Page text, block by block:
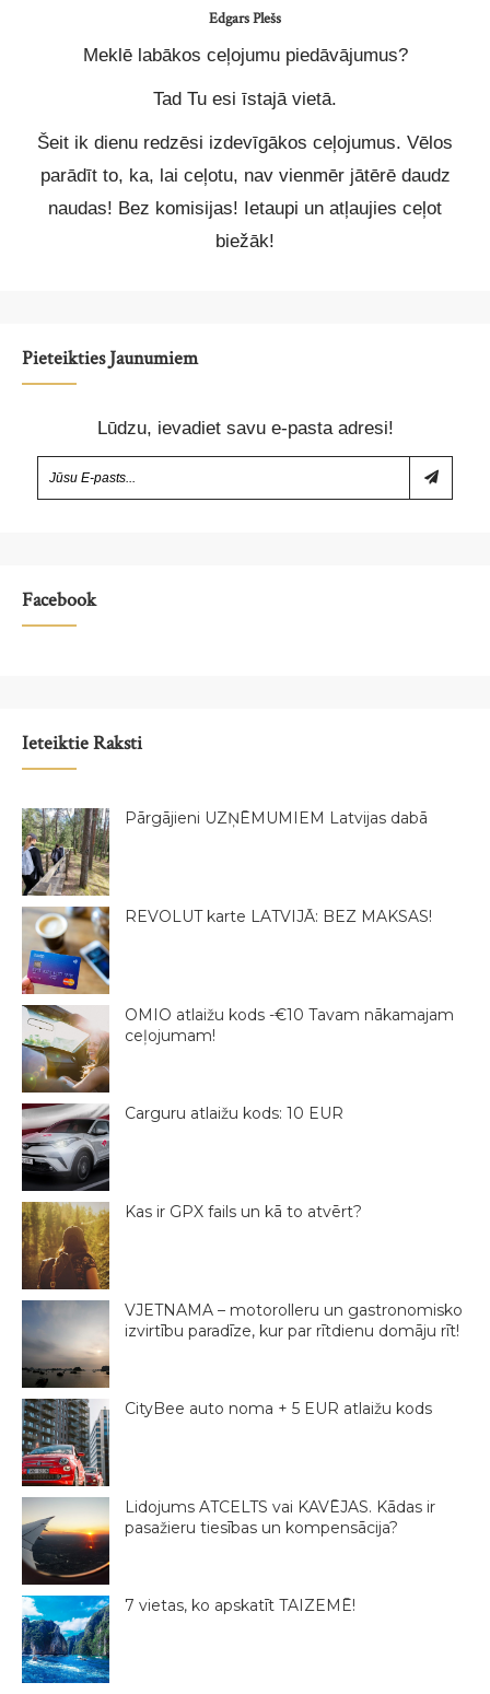
Edgars Plešs
Meklē labākos ceļojumu piedāvājumus?
Tad Tu esi īstajā vietā.
Šeit ik dienu redzēsi izdevīgākos ceļojumus. Vēlos
parādīt to, ka, lai ceļotu, nav vienmēr jātērē daudz
naudas! Bez komisijas! Ietaupi un atļaujies ceļot
biežāk!
Pieteikties Jaunumiem
Lūdzu, ievadiet savu e-pasta adresi!
Facebook
Ieteiktie Raksti
Pārgājieni UZŅĒMUMIEM Latvijas dabā
REVOLUT karte LATVIJĀ: BEZ MAKSAS!
OMIO atlaižu kods -€10 Tavam nākamajam
ceļojumam!
Carguru atlaižu kods: 10 EUR
Kas ir GPX fails un kā to atvērt?
VJETNAMA – motorolleru un gastronomisko
izvirtību paradīze, kur par rītdienu domāju rīt!
CityBee auto noma + 5 EUR atlaižu kods
Lidojums ATCELTS vai KAVĒJAS. Kādas ir
pasažieru tiesības un kompensācija?
7 vietas, ko apskatīt TAIZEMĒ!